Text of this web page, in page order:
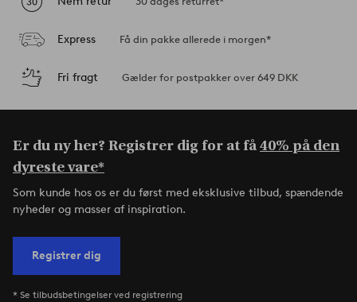
Express Få din pakke allerede i morgen*
Fri fragt Gælder for postpakker over 649 DKK
Er du ny her? Registrer dig for at få40% på den
dyreste vare*
Som kunde hos os er du først med eksklusive tilbud, spændende
nyheder og masser af inspiration.
Registrer dig
* Se tilbudsbetingelser ved registrering